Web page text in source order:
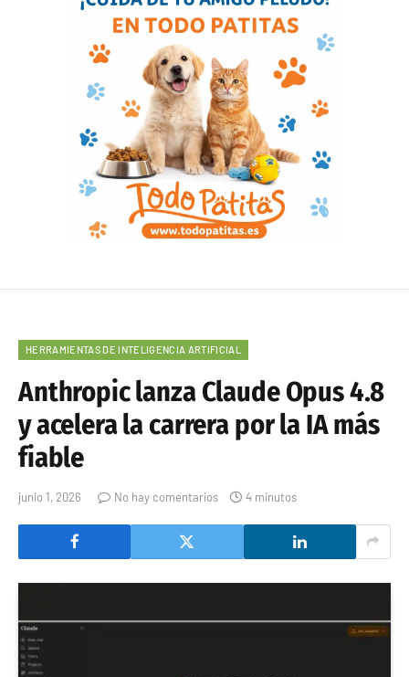
HERRAMIENTAS DE INTELIGENCIA ARTIFICIAL
Anthropic lanza Claude Opus 4.8
y acelera la carrera por la IA más
fiable
junio 1, 2026 No hay comentarios 4 minutos